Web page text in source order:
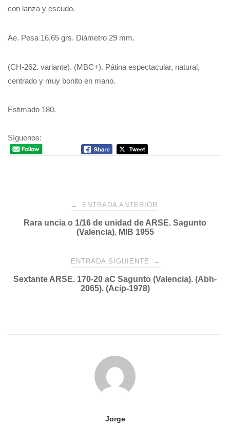
con lanza y escudo.
Ae. Pesa 16,65 grs. Diámetro 29 mm.
(CH-262. variante). (MBC+). Pátina espectacular, natural,
centrado y muy bonito en mano.
Estimado 180.
Síguenos:
Navegación
← ENTRADA ANTERIOR
Rara uncia o 1/16 de unidad de ARSE. Sagunto
(Valencia). MIB 1955
ENTRADA SIGUIENTE →
Sextante ARSE. 170-20 aC Sagunto (Valencia). (Abh-
2065). (Acip-1978)
Jorge